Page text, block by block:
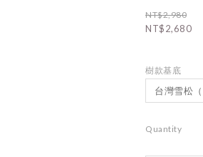
NT$2,980
NT$2,680
樹款基底
Quantity